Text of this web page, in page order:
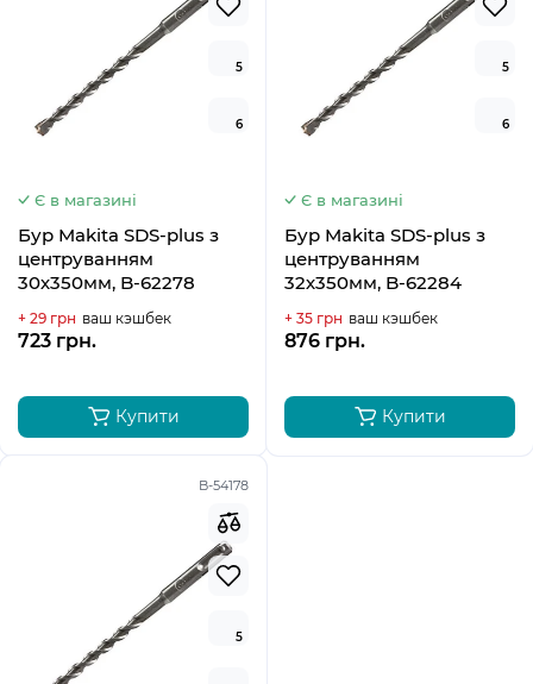
5
6
Є в магазині
Бур Makita SDS-plus з
центруванням
30х350мм, B-62278
+ 29 грн ваш кэшбек
723 грн.
Купити
5
6
Є в магазині
Бур Makita SDS-plus з
центруванням
32х350мм, B-62284
+ 35 грн ваш кэшбек
876 грн.
Купити
B-54178
5